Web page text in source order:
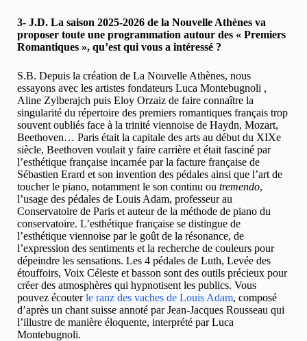
3- J.D. La saison 2025-2026 de la Nouvelle Athènes va
proposer toute une programmation autour des « Premiers
Romantiques », qu’est qui vous a intéressé ?
S.B. Depuis la création de La Nouvelle Athènes, nous
essayons avec les artistes fondateurs Luca Montebugnoli ,
Aline Zylberajch puis Eloy Orzaiz de faire connaître la
singularité du répertoire des premiers romantiques français trop
souvent oubliés face à la trinité viennoise de Haydn, Mozart,
Beethoven… Paris était la capitale des arts au début du XIXe
siècle, Beethoven voulait y faire carrière et était fasciné par
l’esthétique française incarnée par la facture française de
Sébastien Erard et son invention des pédales ainsi que l’art de
toucher le piano, notamment le son continu ou tremendo,
l’usage des pédales de Louis Adam, professeur au
Conservatoire de Paris et auteur de la méthode de piano du
conservatoire. L’esthétique française se distingue de
l’esthétique viennoise par le goût de la résonance, de
l’expression des sentiments et la recherche de couleurs pour
dépeindre les sensations. Les 4 pédales de Luth, Levée des
étouffoirs, Voix Céleste et basson sont des outils précieux pour
créer des atmosphères qui hypnotisent les publics. Vous
pouvez écouterle ranz des vaches de Louis Adam, composé
d’après un chant suisse annoté par Jean-Jacques Rousseau qui
l’illustre de manière éloquente, interprété par Luca
Montebugnoli.